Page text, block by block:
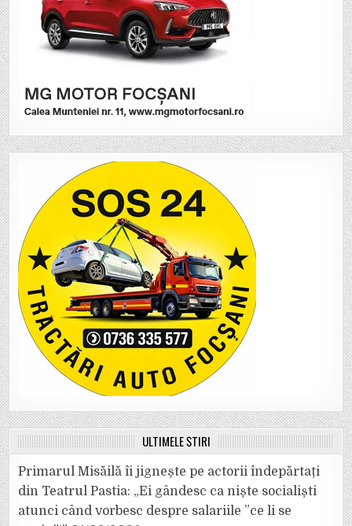
ULTIMELE ȘTIRI
Primarul Misăilă îi jignește pe actorii îndepărtați
din Teatrul Pastia: „Ei gândesc ca niște socialiști
atunci când vorbesc despre salariile ”ce li se